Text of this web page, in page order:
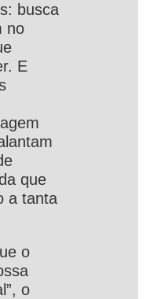
busca
no
E
que
a tanta
o
o